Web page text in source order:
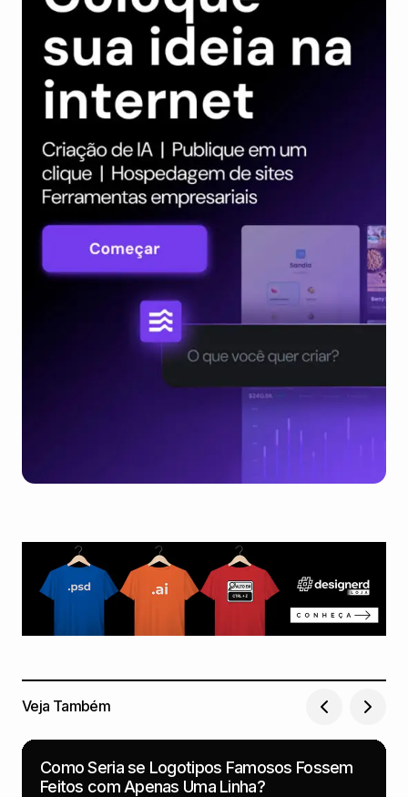
Veja Também
Como Seria se Logotipos Famosos Fossem
Feitos com Apenas Uma Linha?